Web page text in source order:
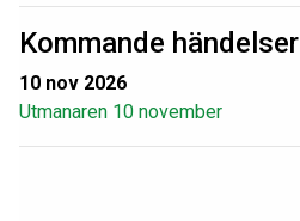
Kommande händelser
10 nov 2026
Utmanaren 10 november